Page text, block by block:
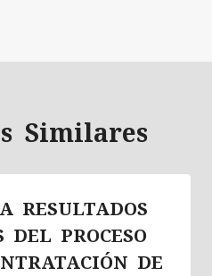
Similares
RESULTADOS
PROCESO
DE